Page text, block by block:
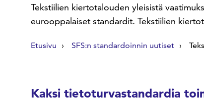
Tekstiilien kiertotalouden yleisistä
eurooppalaiset standardit. Tekstiilien
Etusivu SFS:n standardoinnin uutiset
Kaksi tietoturvastandardia